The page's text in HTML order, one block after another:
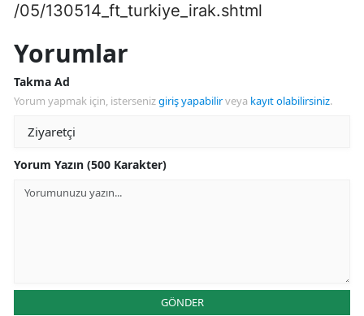
/05/130514_ft_turkiye_irak.shtml
Yorumlar
Takma Ad
Yorum yapmak için, istersenizgiriş yapabilirveya kayıt olabilirsiniz.
Yorum Yazın (500 Karakter)
GÖNDER